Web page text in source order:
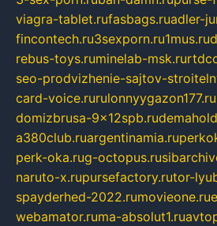
viagra-tablet.rufasbags.ruadler-
fincontech.ru3sexporn.ru1mus.ru
rebus-toys.ruminelab-msk.ru
seo-prodvizhenie-sajtov-
card-voice.rurulonnyygazon177.ru
domizbrusa-9x12spb.ru
a380club.ruargentinamia.ru
perk-oka.rug-octopus.ru
naruto-x.rupursefactory.rutor-
spayderhed-2022.rumovieone.ru
webamator.ruma-absolut1.ru